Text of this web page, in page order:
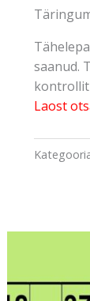
saanud.
Laost